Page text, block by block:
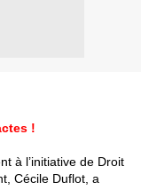
!
à l’initiative de Droit
Cécile Duflot, a